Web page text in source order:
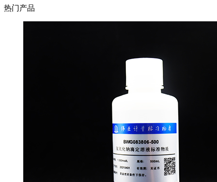
热门产品